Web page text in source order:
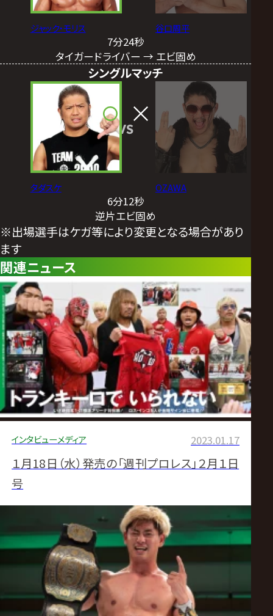
ジャック・モリス 谷口周平
7分24秒
タイガードライバー → エビ固め
シングルマッチ
タダスケ
VS
OZAWA
6分12秒
逆片エビ固め
※出場選手はケガ等により変更となる場合があり
ます
関連ニュース
インタビューメディア 2023.01.17
１月18日（水）発売の「週刊プロレス」２月１日
号